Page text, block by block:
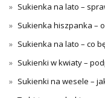
Sukienka na lato –
Sukienka hiszpanka –
Sukienka na lato – co
Sukienki w kwiaty –
Sukienki na wesele –